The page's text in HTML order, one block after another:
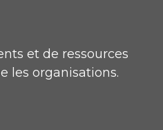
et de ressources
les organisations.